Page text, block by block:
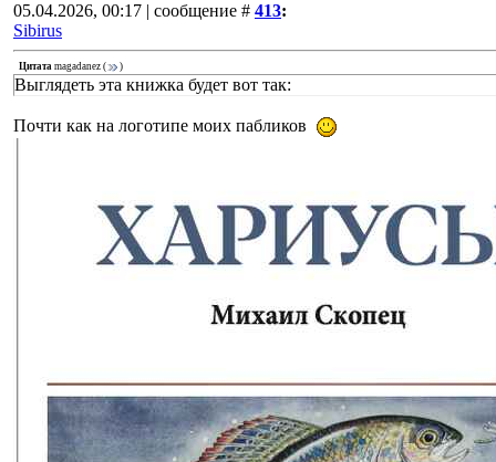
05.04.2026, 00:17 | сообщение # 413:
Sibirus
Цитата magadanez ( )
Выглядеть эта книжка будет вот так:
Почти как на логотипе моих пабликов